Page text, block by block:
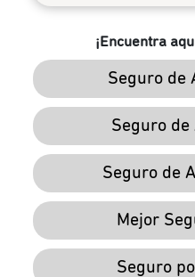
¡Encuentra
Seguro de
Seguro de
Seguro de
Mejor
Seguro